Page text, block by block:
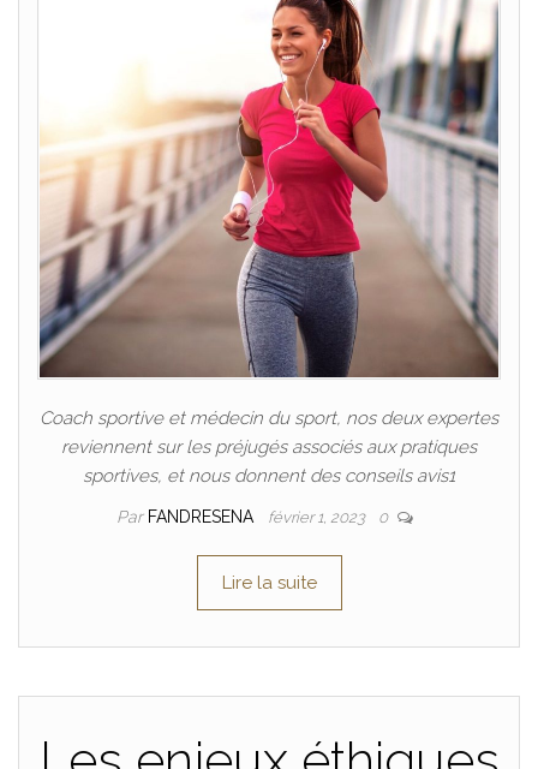
Coach sportive et médecin du sport, nos deux expertes
reviennent sur les préjugés associés aux pratiques
sportives, et nous donnent des conseils avis1
Par FANDRESENA février 1, 2023 0
Lire la suite